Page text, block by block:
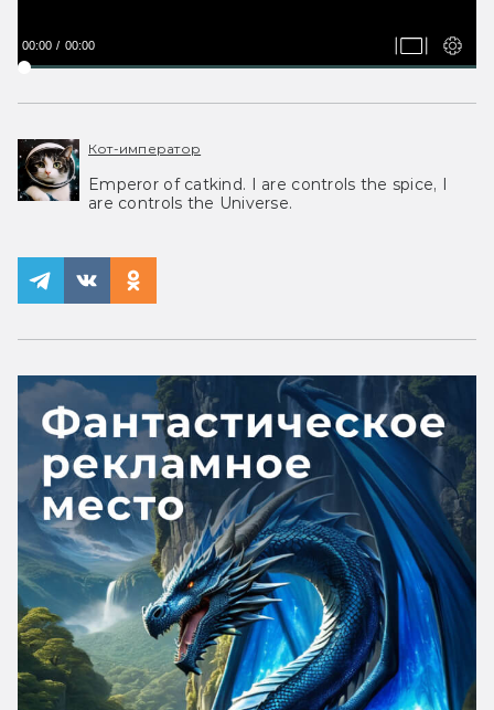
00:00 00:00
Кот-император
Emperor of catkind. I are controls the spice, I
are controls the Universe.